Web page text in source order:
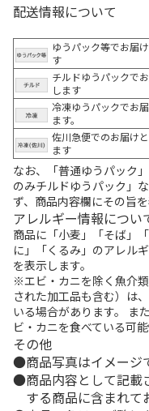
配送情報について
ゆうパック等でお届
す
チルドゆうパックで
します
冷凍ゆうパックでお
ます。
佐川急便でのお届け
ます
なお、「普通ゆうパック
のみチルドゆうパック」
ず、商品内容欄にその旨を
アレルギー情報につい
商品に「小麦」「そば」
に」「くるみ」のアレル
を表示します。
※エビ・カニを除く魚介
された加工品も含む）は
いる場合があります。 ま
ビ・カニを食べている可能
その他
商品写真はイメージ
商品内容として記載
する商品に含まれて